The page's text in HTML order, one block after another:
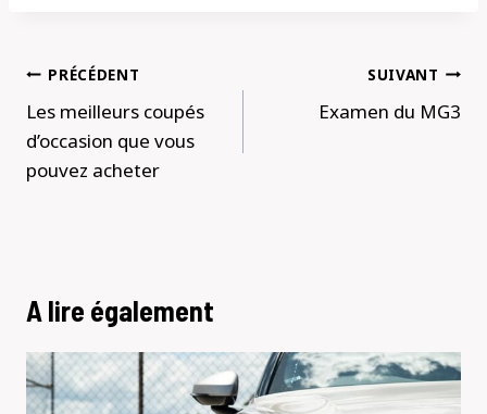
Navigation
de
l’article
PRÉCÉDENT
Les meilleurs coupés
d’occasion que vous
pouvez acheter
SUIVANT
Examen du MG3
A lire également